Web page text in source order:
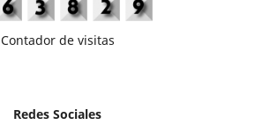
Contador de visitas
Redes Sociales